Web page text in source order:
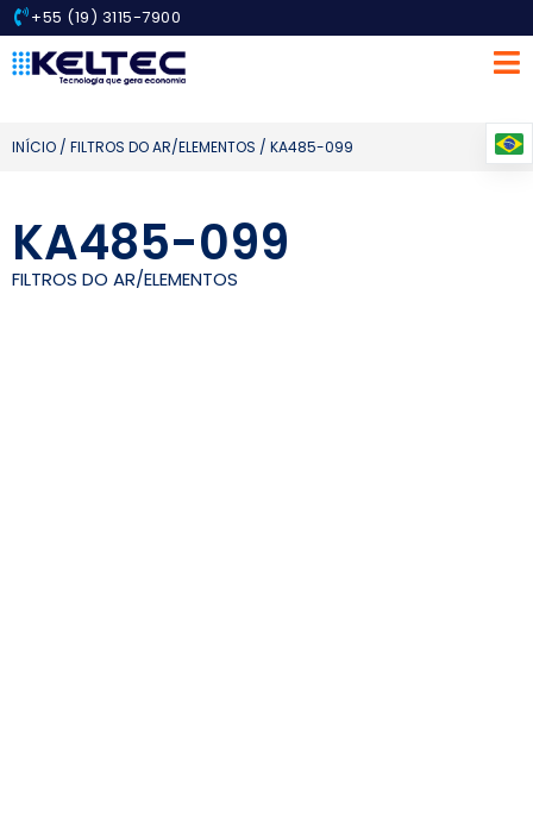
+55 (19) 3115-7900
INÍCIO / FILTROS DO AR/ELEMENTOS / KA485-099
KA485-099
FILTROS DO AR/ELEMENTOS